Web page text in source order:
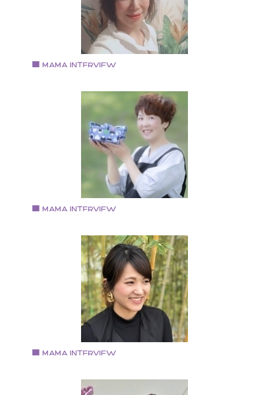
どもマルチに手掛ける。 ミュージシャンとしての活動
他、子育てや生き方のセミナーなどで共育プログラム
講演、提供している。
片山 方子さん
短大卒業後モロゾフ、メニュー開発部にてフレンチと
ャイニーズの融合レシピ考案 ホリデイイン南海2階ウエ
ディング&パーティ&ブッフェのチーフパティシエ パ
ーキ専門店「mg」にてフードコーディネーター 本町
トクッキングスクール講師 八尾市パティシエ岡田にて
ティシエ 八尾リラクゼーションサロン店長、スタッフ
修トレーナー兼任
持田 亜友美さん
1973年京都生まれ。大阪市在住。 トロンボーン奏者の
と長男（2019年当時小4）の 3人家族。 短大卒業後、
アーコンダクターとして勤務。 出産を機に退職。専業
婦になる。 自身がお料理教室に通ったことや息子が料
に興味を持ったことがきっかけで、現在は「ぼくとわ
しのおべんとうクラブ」を主宰し、子どもだけで作る
弁当作り教室を大阪で開催。